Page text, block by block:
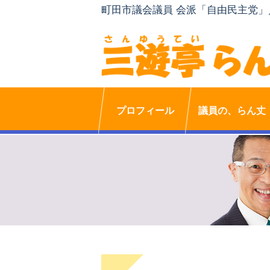
町田市議会議員 会派「自由民主党
プロフィール 議員の、らん丈